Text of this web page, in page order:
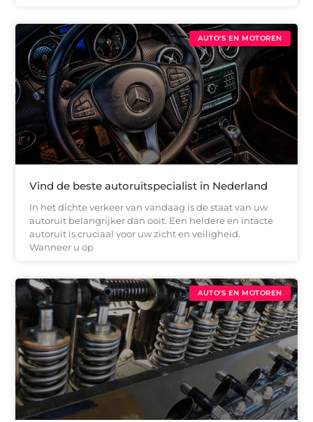
AUTO'S EN MOTOREN
Vind de beste autoruitspecialist in Nederland
In het dichte verkeer van vandaag is de staat van uw
autoruit belangrijker dan ooit. Een heldere en intacte
autoruit is cruciaal voor uw zicht en veiligheid.
Wanneer u op
AUTO'S EN MOTOREN